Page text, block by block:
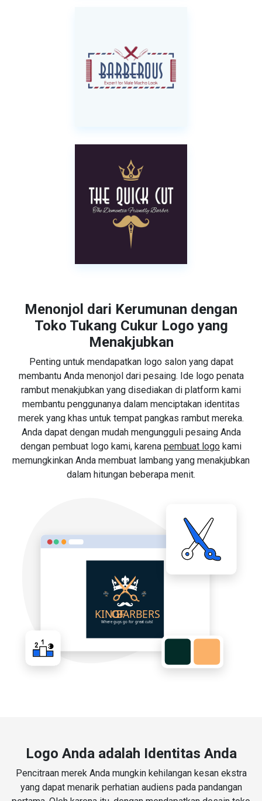
Menonjol dari Kerumunan dengan
Toko Tukang Cukur Logo yang
Menakjubkan
Penting untuk mendapatkan logo salon yang dapat
membantu Anda menonjol dari pesaing. Ide logo penata
rambut menakjubkan yang disediakan di platform kami
membantu penggunanya dalam menciptakan identitas
merek yang khas untuk tempat pangkas rambut mereka.
Anda dapat dengan mudah mengungguli pesaing Anda
dengan pembuat logo kami, karena pembuat logo kami
memungkinkan Anda membuat lambang yang menakjubkan
dalam hitungan beberapa menit.
Logo Anda adalah Identitas Anda
Pencitraan merek Anda mungkin kehilangan kesan ekstra
yang dapat menarik perhatian audiens pada pandangan